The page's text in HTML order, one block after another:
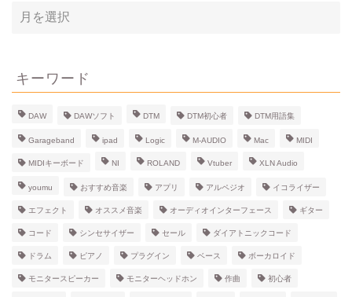
ア
ー
ブ
キーワード
DAW DAWソフト DTM DTM初心者 DTM用語集
Garageband ipad Logic M-AUDIO Mac MIDI
MIDIキーボード NI ROLAND Vtuber XLN Audio
youmu おすすめ音楽 アプリ アルペジオ イコライザー
エフェクト オススメ音楽 オーディオインターフェース ギター
コード シンセサイザー セール ダイアトニックコード
ドラム ピアノ プラグイン ベース ボーカロイド
モニタースピーカー モニターヘッドホン 作曲 初心者